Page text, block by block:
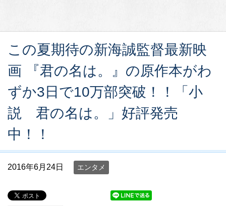
この夏期待の新海誠監督最新映
画 『君の名は。』の原作本がわ
ずか3日で10万部突破！！「小
説 君の名は。」好評発売
中！！
2016年6月24日 エンタメ